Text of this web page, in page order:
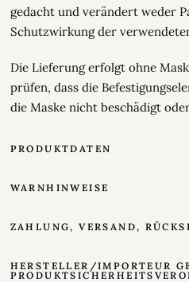
gedacht und verändert weder
Schutzwirkung der
Die Lieferung erfolgt ohne
prüfen, dass die
die Maske nicht beschädigt
PRODUKTDATEN
WARNHINWEISE
ZAHLUNG, VERSAND,
HERSTELLER/IMPORTEUR